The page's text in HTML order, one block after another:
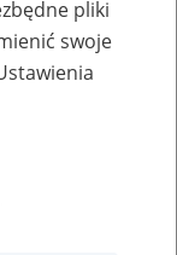
50+
pliki
swoje